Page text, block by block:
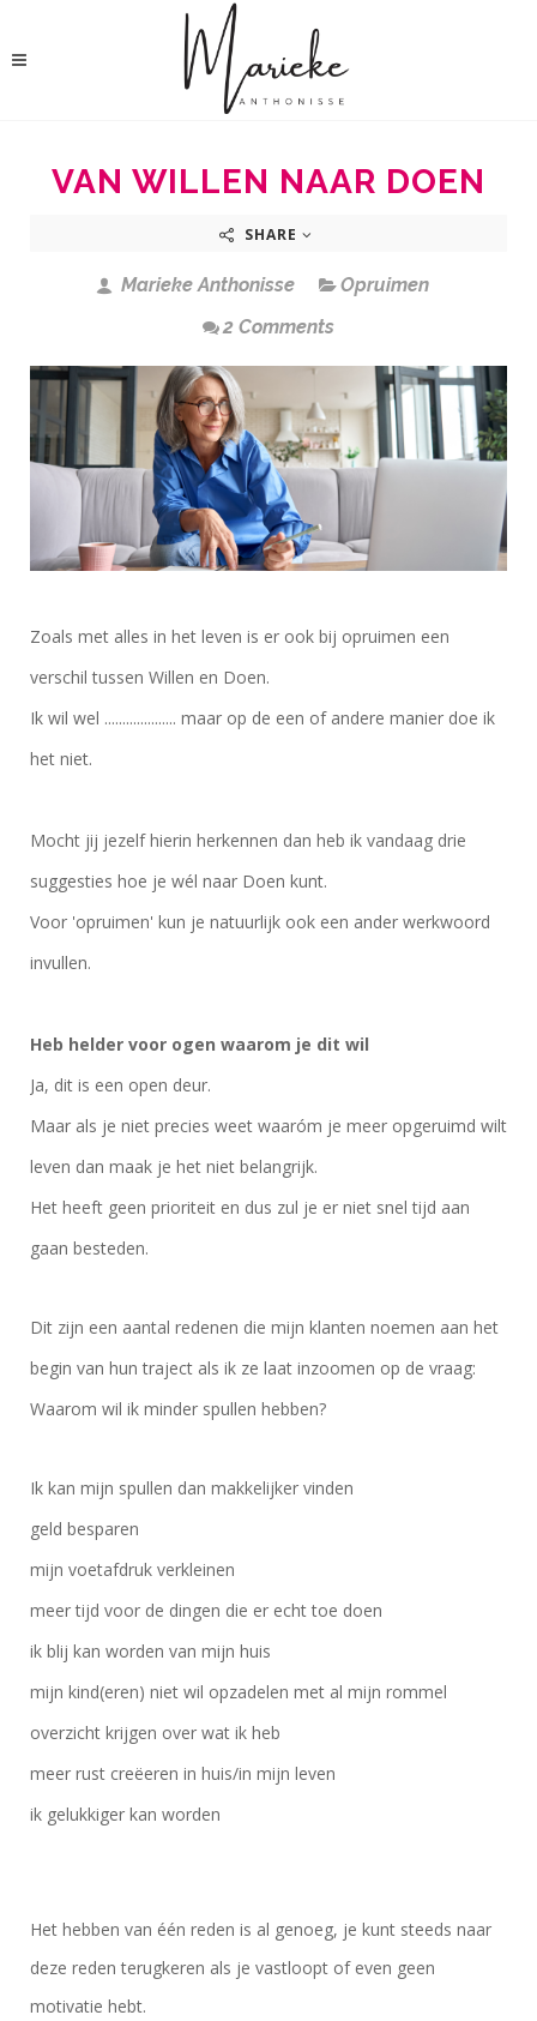
VAN WILLEN NAAR DOEN
SHARE
Marieke Anthonisse
Opruimen
2 Comments
Zoals met alles in het leven is er ook bij opruimen een
verschil tussen Willen en Doen.
Ik wil wel .................... maar op de een of andere manier doe ik
het niet.
Mocht jij jezelf hierin herkennen dan heb ik vandaag drie
suggesties hoe je wél naar Doen kunt.
Voor 'opruimen' kun je natuurlijk ook een ander werkwoord
invullen.
Heb helder voor ogen waarom je dit wil
Ja, dit is een open deur.
Maar als je niet precies weet waaróm je meer opgeruimd wilt
leven dan maak je het niet belangrijk.
Het heeft geen prioriteit en dus zul je er niet snel tijd aan
gaan besteden.
Dit zijn een aantal redenen die mijn klanten noemen aan het
begin van hun traject als ik ze laat inzoomen op de vraag:
Waarom wil ik minder spullen hebben?
Ik kan mijn spullen dan makkelijker vinden
geld besparen
mijn voetafdruk verkleinen
meer tijd voor de dingen die er echt toe doen
ik blij kan worden van mijn huis
mijn kind(eren) niet wil opzadelen met al mijn rommel
overzicht krijgen over wat ik heb
meer rust creëeren in huis/in mijn leven
ik gelukkiger kan worden
Het hebben van één reden is al genoeg, je kunt steeds naar
deze reden terugkeren als je vastloopt of even geen
motivatie hebt.